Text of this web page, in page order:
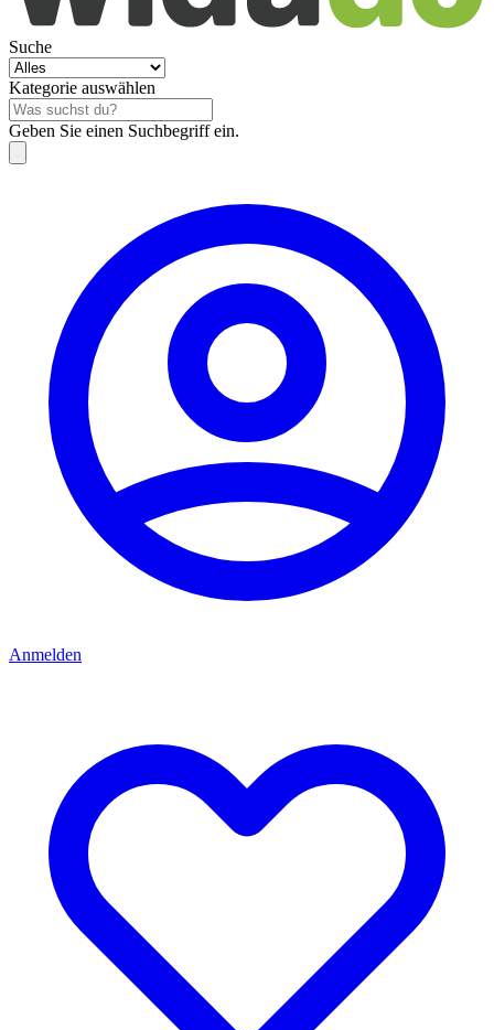
Suche
Kategorie auswählen
Geben Sie einen Suchbegriff ein.
Anmelden